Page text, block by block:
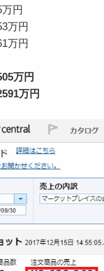
円
万円
万円
万円
万円